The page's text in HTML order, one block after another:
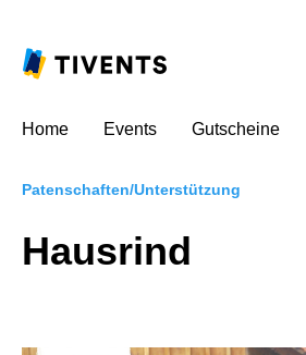
Home Events Gutscheine
Patenschaften/Unterstützung
Hausrind